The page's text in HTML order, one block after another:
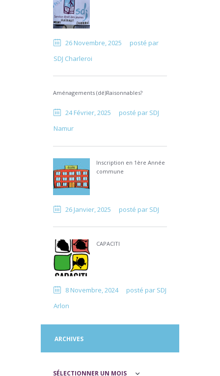
26 Novembre, 2025
posté par
SDJ Charleroi
Aménagements (dé)Raisonnables?
24 Février, 2025 posté par SDJ
Namur
Inscription en 1ère Année
commune
26 Janvier, 2025 posté par SDJ
CAPACITI
8 Novembre, 2024 posté par SDJ
Arlon
ARCHIVES
Archives